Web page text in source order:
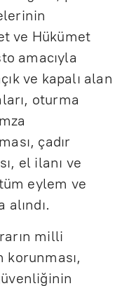
ve Hükümet
amacıyla
ve kapalı alan
oturma
çadır
el ilanı ve
eylem ve
milli
korunması,